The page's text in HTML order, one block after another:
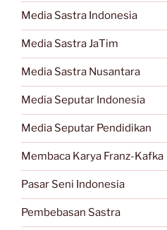
Media Sastra Indonesia
Media Sastra JaTim
Media Sastra Nusantara
Media Seputar Indonesia
Media Seputar Pendidikan
Membaca Karya Franz-Kafka
Pasar Seni Indonesia
Pembebasan Sastra